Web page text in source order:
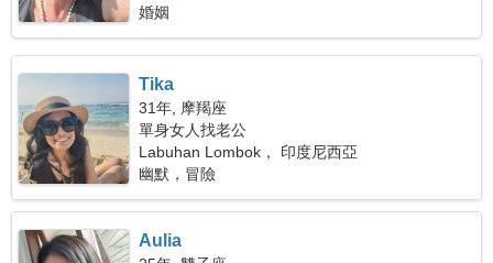
婚姻
Tika
31年, 摩羯座
單身女人找老公
Labuhan Lombok， 印度尼西亞
幽默，冒險
Aulia